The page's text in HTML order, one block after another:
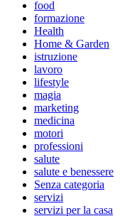
food
formazione
Health
Home & Garden
istruzione
lavoro
lifestyle
magia
marketing
medicina
motori
professioni
salute
salute e benessere
Senza categoria
servizi
servizi per la casa